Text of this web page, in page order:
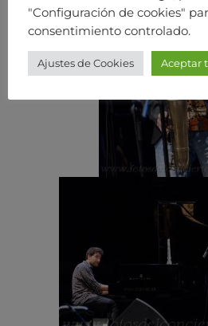
"Configuración de cookies"
consentimiento controlado.
Ajustes de Cookies Aceptar